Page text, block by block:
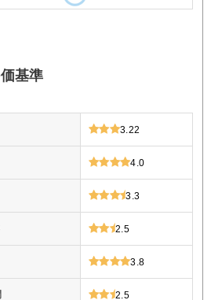
基準
3.22
4.0
3.3
2.5
3.8
2.5